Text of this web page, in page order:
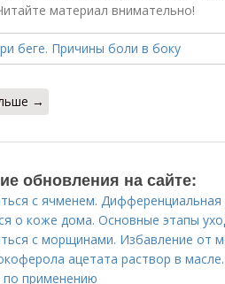
материал внимательно!
→
обновления на сайте:
с ячменем. Дифференциальная
о коже дома. Основные этапы
с морщинами. Избавление от
ацетата раствор в
по применению